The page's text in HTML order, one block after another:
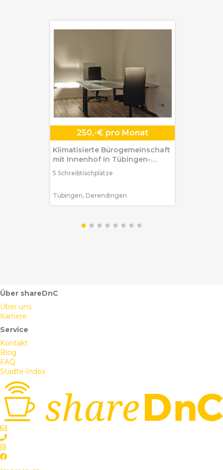
250,-€ pro Monat
Klimatisierte Bürogemeinschaft
mit Innenhof in Tübingen-
Derendingen
5 Schreibtischplätze
Tübingen, Derendingen
Über shareDnC
Über uns
Karriere
Service
Kontakt
Blog
FAQ
Städte-Index